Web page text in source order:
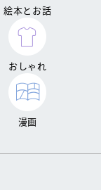
絵本とお話
おしゃれ
漫画